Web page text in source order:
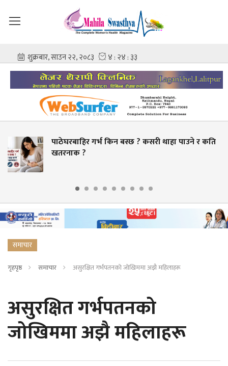
गर्भ किन बस्छ ? कसरी थाहा पाउने र कति
?
समाचार
गृहपृष्ठ समाचार असुरक्षित गर्भपतनको जोखिममा अझै महिलाहरू
असुरक्षित गर्भपतनको
जोखिममा अझै महिलाहरू